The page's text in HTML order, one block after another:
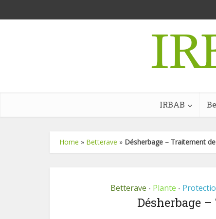
IRBAB
Home » Betterave » Désherbage – Traitement
Betterave • Plante •
Désherbage